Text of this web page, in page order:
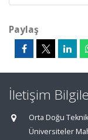
Paylaş
İletişim
Orta Doğu
Üniversiteler